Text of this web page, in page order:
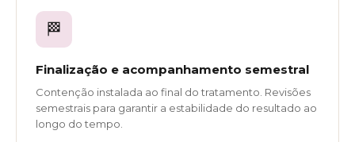
🏁
Finalização e acompanhamento semestral
Contenção instalada ao final do tratamento. Revisões
semestrais para garantir a estabilidade do resultado ao
longo do tempo.